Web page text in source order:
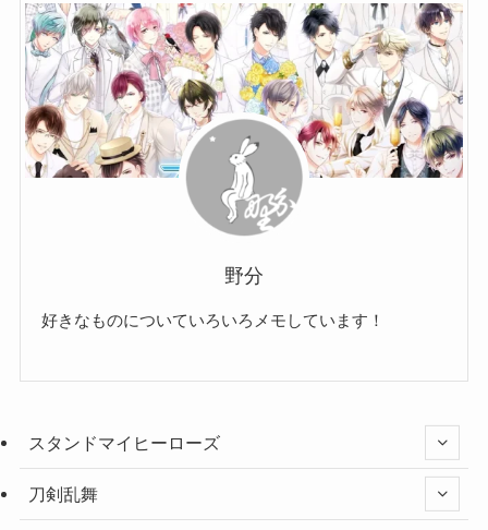
野分
好きなものについていろいろメモしています！
スタンドマイヒーローズ
刀剣乱舞